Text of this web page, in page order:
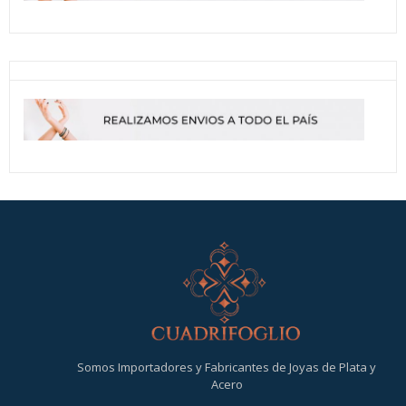
Somos Importadores y Fabricantes de Joyas de Plata y
Acero